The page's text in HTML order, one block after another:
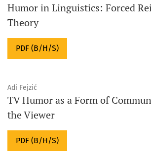
Humor in Linguistics: Forced
Theory
PDF (B/H/S)
Adi Fejzić
TV Humor as a Form of
the Viewer
PDF (B/H/S)